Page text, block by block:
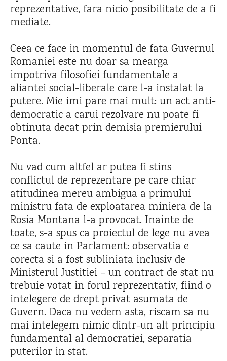
reprezentative, fara nicio posibilitate de a fi
mediate.
Ceea ce face in momentul de fata Guvernul
Romaniei este nu doar sa mearga
impotriva filosofiei fundamentale a
aliantei social-liberale care l-a instalat la
putere. Mie imi pare mai mult: un act anti-
democratic a carui rezolvare nu poate fi
obtinuta decat prin demisia premierului
Ponta.
Nu vad cum altfel ar putea fi stins
conflictul de reprezentare pe care chiar
atitudinea mereu ambigua a primului
ministru fata de exploatarea miniera de la
Rosia Montana l-a provocat. Inainte de
toate, s-a spus ca proiectul de lege nu avea
ce sa caute in Parlament: observatia e
corecta si a fost subliniata inclusiv de
Ministerul Justitiei – un contract de stat nu
trebuie votat in forul reprezentativ, fiind o
intelegere de drept privat asumata de
Guvern. Daca nu vedem asta, riscam sa nu
mai intelegem nimic dintr-un alt principiu
fundamental al democratiei, separatia
puterilor in stat.